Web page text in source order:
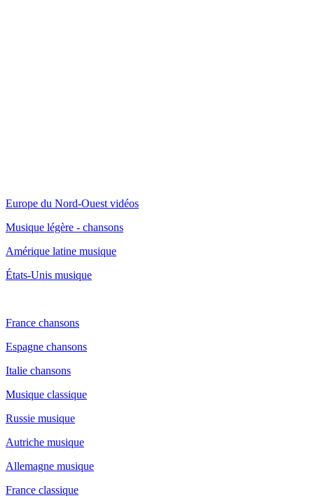
Europe du Nord-Ouest vidéos
Musique légère - chansons
Amérique latine musique
États-Unis musique
France chansons
Espagne chansons
Italie chansons
Musique classique
Russie musique
Autriche musique
Allemagne musique
France classique